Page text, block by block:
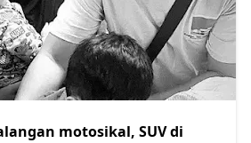
motosikal, SUV di